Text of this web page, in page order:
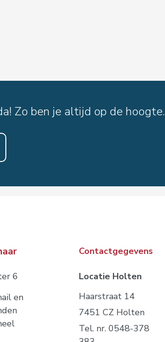
Zo ben je altijd op de hoogte.
6
en
Contactgegevens
Locatie Holten
Haarstraat 14
7451 CZ Holten
Tel. nr. 0548-378